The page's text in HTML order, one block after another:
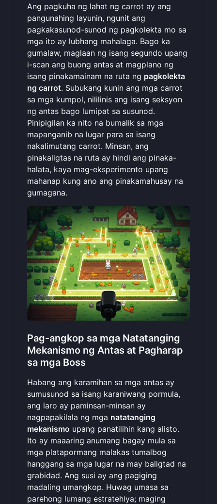
Ang pagkuha ng lahat ng carrot ay ang
pangunahing layunin, ngunit ang
pagkakasunod-sunod ng pagkolekta mo sa
mga ito ay lubhang mahalaga. Bago ka
gumalaw, maglaan ng isang segundo upang
i-scan ang buong antas at magplano ng
isang pinakamainam na ruta ng pagkolekta
ng carrot. Subukang kunin ang mga carrot
sa mga kumpol, nililinis ang isang seksyon
ng antas bago lumipat sa susunod.
Pinipigilan ka nito na bumalik sa mga
mapanganib na lugar para sa isang
nakalimutang carrot. Minsan, ang
pinakaligtas na ruta ay hindi ang pinaka-
halata, kaya mag-eksperimento upang
mahanap kung ano ang pinakamahusay na
gumagana.
Pag-angkop sa mga Natatanging
Mekanismo ng Antas at Pagharap
sa mga Boss
Habang ang karamihan sa mga antas ay
sumusunod sa isang karaniwang pormula,
ang laro ay paminsan-minsan ay
nagpapakilala ng mga natatanging
mekanismo upang panatilihin kang alisto.
Ito ay maaaring anumang bagay mula sa
mga platapormang malakas tumalbog
hanggang sa mga lugar na may baligtad na
grabidad. Ang susi ay ang pagiging
madaling umangkop. Huwag umasa sa
parehong lumang estratehiya; maging